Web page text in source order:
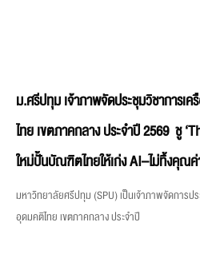
ม.ศรีปทุม เจ้าภาพจัดประชุมวิชากา
ไทย เขตภาคกลาง ประจำปี 2569 ชู
ใหม่ปั้นบัณฑิตไทยให้เก่ง AI–ไม่ทิ้งคุณ
มหาวิทยาลัยศรีปทุม (SPU) เป็นเจ้าภาพจัดการ
อุดมคติไทย เขตภาคกลาง ประจำปี